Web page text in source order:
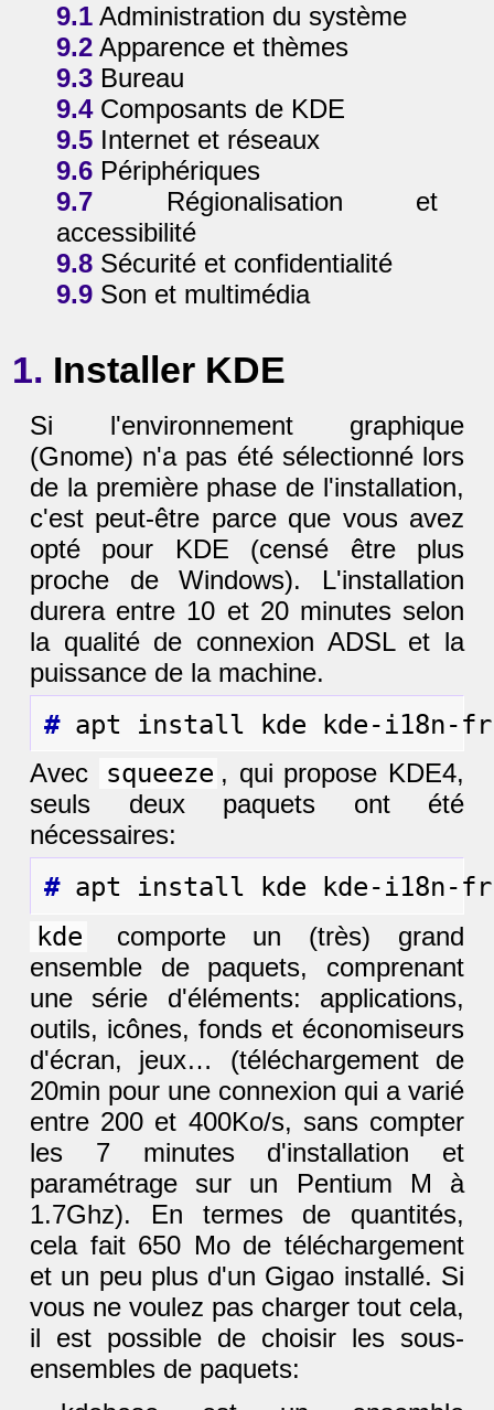
9.1 Administration du système
9.2 Apparence et thèmes
9.3 Bureau
9.4Composants de KDE
9.5 Internet et réseaux
9.6 Périphériques
9.7 Régionalisation et
accessibilité
9.8 Sécurité et confidentialité
9.9 Son et multimédia
1. Installer KDE
Si l'environnement graphique
(Gnome) n'a pas été sélectionné lors
de la première phase de l'installation,
c'est peut-être parce que vous avez
opté pour KDE (censé être plus
proche de Windows). L'installation
durera entre 10 et 20 minutes selon
la qualité de connexion ADSL et la
puissance de la machine.
#
Avec squeeze , qui propose KDE4,
seuls deux paquets ont été
nécessaires:
#
kde
comporte un (très) grand
ensemble de paquets, comprenant
une série d'éléments: applications,
outils, icônes, fonds et économiseurs
d'écran, jeux… (téléchargement de
20min pour une connexion qui a varié
entre 200 et 400Ko/s, sans compter
les 7 minutes d'installation et
paramétrage sur un Pentium M à
1.7Ghz). En termes de quantités,
cela fait 650 Mo de téléchargement
et un peu plus d'un Gigao installé. Si
vous ne voulez pas charger tout cela,
il est possible de choisir les sous-
ensembles de paquets: